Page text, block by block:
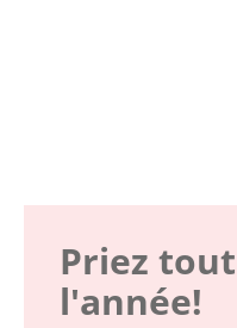
Priez
l'année!